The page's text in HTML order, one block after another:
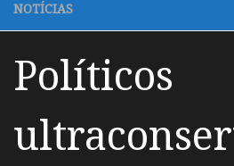
NOTÍCIAS
Políticos